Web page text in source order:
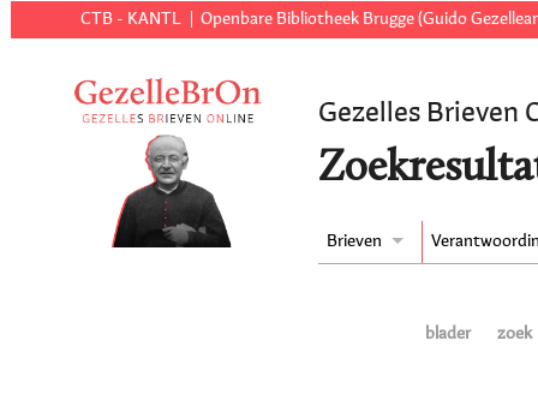
CTB - KANTL Openbare Bibliotheek Brugge (Guido
Gezelles Brieven
Brieven
blader zoek